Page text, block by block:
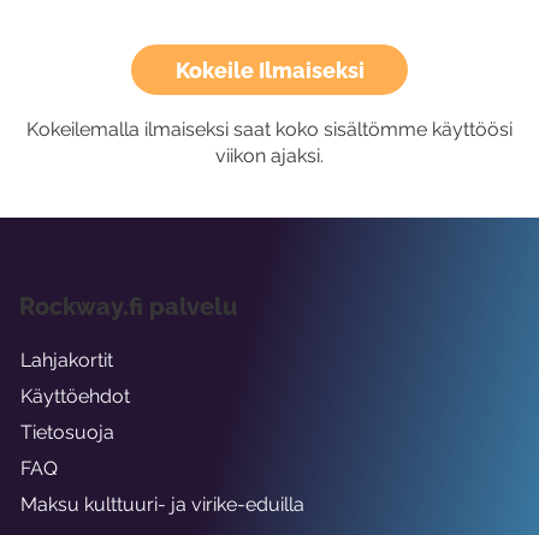
Kokeile Ilmaiseksi
Kokeilemalla ilmaiseksi saat koko sisältömme käyttöösi
viikon ajaksi.
Rockway.fi palvelu
Lahjakortit
Käyttöehdot
Tietosuoja
FAQ
Maksu kulttuuri- ja virike-eduilla